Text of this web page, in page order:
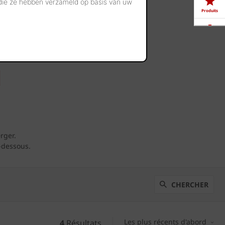
ze hebben verzameld op basis van uw
construites avec ce pavé en terre cuite.
CHERCHER
Les plus récents d'abord
Produits